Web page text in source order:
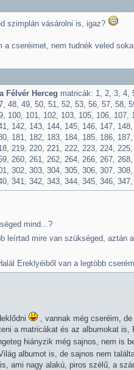
szimplán vásárolni is, igaz?
a cseréimet, nem tudnék veled
Félvér Herceg matricák: 1, 2, 3, 4,
48, 49, 50, 51, 52, 53, 56, 57, 58,
100, 101, 102, 103, 105, 106, 107,
142, 143, 144, 145, 146, 147,
181, 182, 183, 184, 185, 186,
219, 220, 221, 222, 223, 224,
260, 261, 262, 264, 266, 267,
302, 303, 304, 305, 306, 307,
341, 342, 343, 344, 345, 346,
mind...?
leírtad mire van szükséged,
Ereklyéiből van a legtöbb
, vannak még cseréim,
a matricákat és az albumokat
hiányzik még sajnos, nem is
albumot is, de sajnos nem
ami nagy alakú, piros szélű, a